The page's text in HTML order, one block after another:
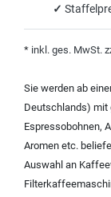
✓
* inkl. ges. MwSt.
Sie werden ab
Deutschlands) mit
Espressobohnen,
Aromen etc.
Auswahl an